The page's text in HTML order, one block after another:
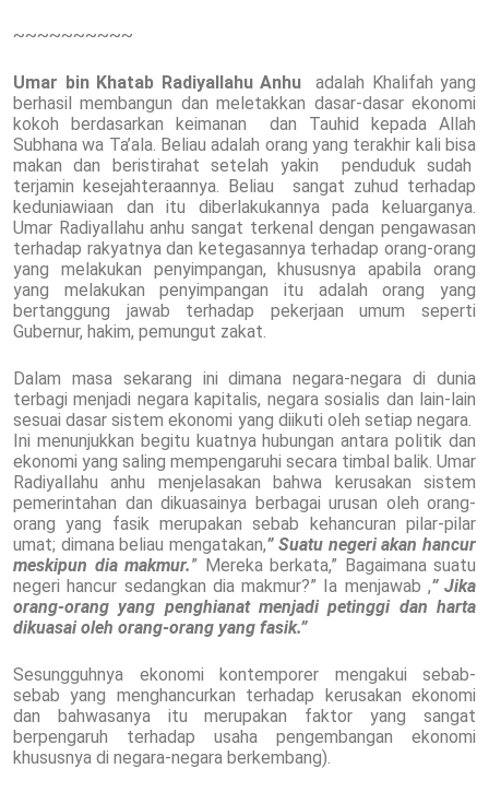
~~~~~~~~~~
Umar bin Khatab Radiyallahu Anhu
adalah Khalifah yang
berhasil membangun dan meletakkan dasar-dasar ekonomi
kokoh berdasarkan keimanan dan Tauhid kepada Allah
Subhana wa Ta’ala. Beliau adalah orang yang terakhir kali bisa
makan dan beristirahat setelah yakin penduduk sudah
terjamin kesejahteraannya. Beliau sangat zuhud terhadap
keduniawiaan dan itu diberlakukannya pada keluarganya.
Umar Radiyallahu anhu sangat terkenal dengan pengawasan
terhadap rakyatnya dan ketegasannya terhadap orang-orang
yang melakukan penyimpangan, khususnya apabila orang
yang melakukan penyimpangan itu adalah orang yang
bertanggung jawab terhadap pekerjaan umum seperti
Gubernur, hakim, pemungut zakat.
Dalam masa sekarang ini dimana negara-negara di dunia
terbagi menjadi negara kapitalis, negara sosialis dan lain-lain
sesuai dasar sistem ekonomi yang diikuti oleh setiap negara.
Ini menunjukkan begitu kuatnya hubungan antara politik dan
ekonomi yang saling mempengaruhi secara timbal balik. Umar
Radiyallahu anhu menjelasakan bahwa kerusakan sistem
pemerintahan dan dikuasainya berbagai urusan oleh orang-
orang yang fasik merupakan sebab kehancuran pilar-pilar
umat; dimana beliau mengatakan,” Suatu negeri akan hancur
meskipun dia makmur.” Mereka berkata,” Bagaimana suatu
negeri hancur sedangkan dia makmur?” Ia menjawab ,” Jika
orang-orang yang penghianat menjadi petinggi dan harta
dikuasai oleh orang-orang yang fasik.”
Sesungguhnya ekonomi kontemporer mengakui sebab-
sebab yang menghancurkan terhadap kerusakan ekonomi
dan bahwasanya itu merupakan faktor yang sangat
berpengaruh terhadap usaha pengembangan ekonomi
khususnya di negara-negara berkembang).